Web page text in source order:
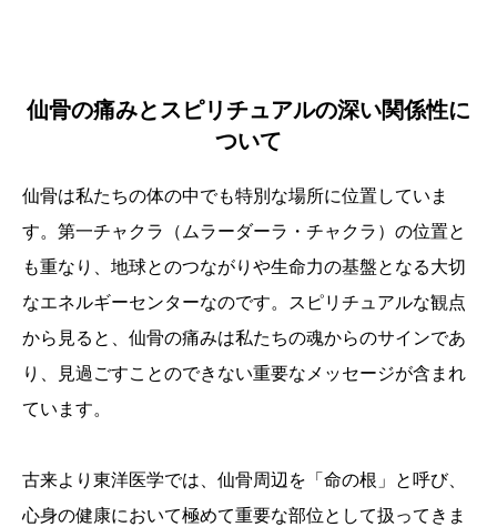
仙骨の痛みとスピリチュアルの深い関係性に
ついて
仙骨は私たちの体の中でも特別な場所に位置していま
す。第一チャクラ（ムラーダーラ・チャクラ）の位置と
も重なり、地球とのつながりや生命力の基盤となる大切
なエネルギーセンターなのです。スピリチュアルな観点
から見ると、仙骨の痛みは私たちの魂からのサインであ
り、見過ごすことのできない重要なメッセージが含まれ
ています。
古来より東洋医学では、仙骨周辺を「命の根」と呼び、
心身の健康において極めて重要な部位として扱ってきま